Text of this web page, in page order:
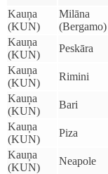
Kauņa
(KUN)
Milāna
(Bergamo)
Kauņa
(KUN)
Peskāra
Kauņa
(KUN)
Rimini
Kauņa
(KUN)
Bari
Kauņa
(KUN)
Piza
Kauņa
(KUN)
Neapole